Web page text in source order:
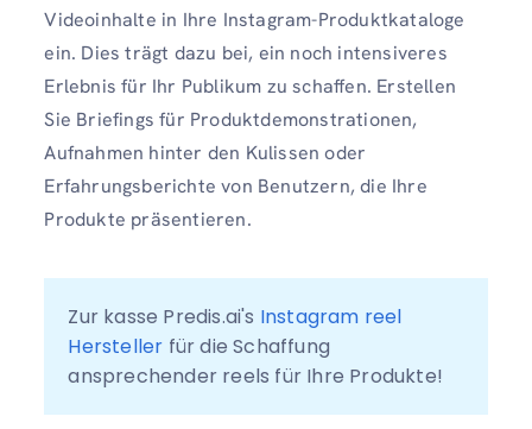
Videoinhalte in Ihre Instagram-Produktkataloge
ein. Dies trägt dazu bei, ein noch intensiveres
Erlebnis für Ihr Publikum zu schaffen. Erstellen
Sie Briefings für Produktdemonstrationen,
Aufnahmen hinter den Kulissen oder
Erfahrungsberichte von Benutzern, die Ihre
Produkte präsentieren.
Zur kasse Predis.ai's Instagram reel
Hersteller für die Schaffung
ansprechender reels für Ihre Produkte!